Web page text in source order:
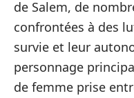
de Salem, de
confrontées à des
survie et leur
personnage
de femme prise